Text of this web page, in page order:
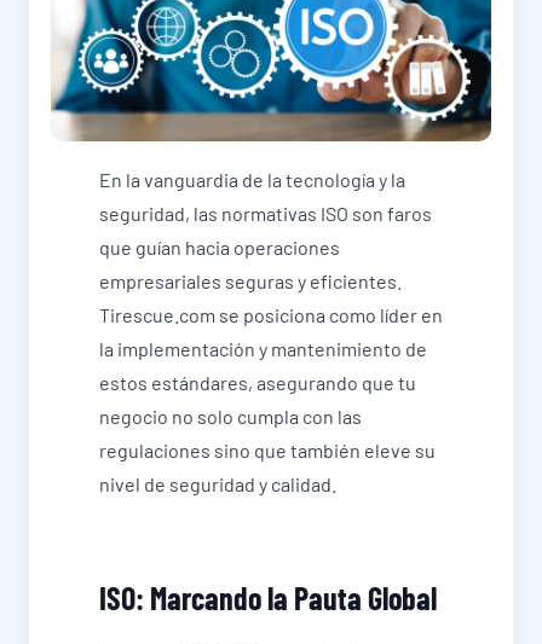
En la vanguardia de la tecnología y la
seguridad, las normativas ISO son faros
que guían hacia operaciones
empresariales seguras y eficientes.
Tirescue.com se posiciona como líder en
la implementación y mantenimiento de
estos estándares, asegurando que tu
negocio no solo cumpla con las
regulaciones sino que también eleve su
nivel de seguridad y calidad.
ISO: Marcando la Pauta Global